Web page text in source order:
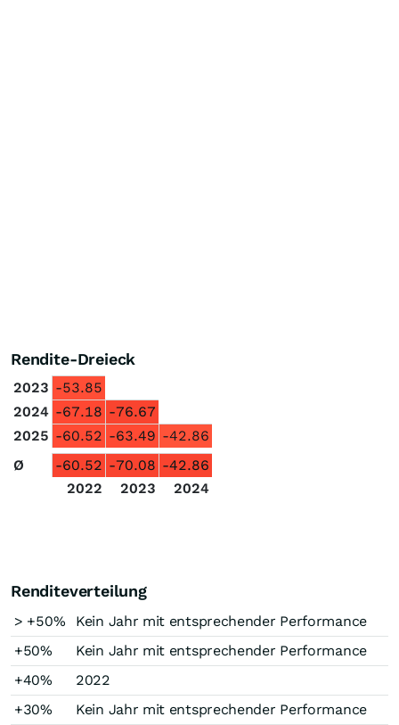
Rendite-Dreieck
2023 -53.85
2024 -67.18 -76.67
2025 -60.52 -63.49 -42.86
Ø
-60.52 -70.08 -42.86
2022
2023 2024
Renditeverteilung
> +50%
Kein Jahr mit entsprechender Performance
+50%
Kein Jahr mit entsprechender Performance
+40%
2022
+30%
Kein Jahr mit entsprechender Performance